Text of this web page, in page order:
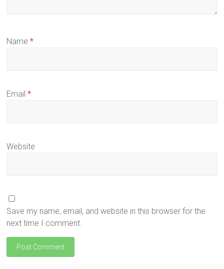
Name*
Email*
Website
Save my name, email, and website in this browser for the
next time I comment.